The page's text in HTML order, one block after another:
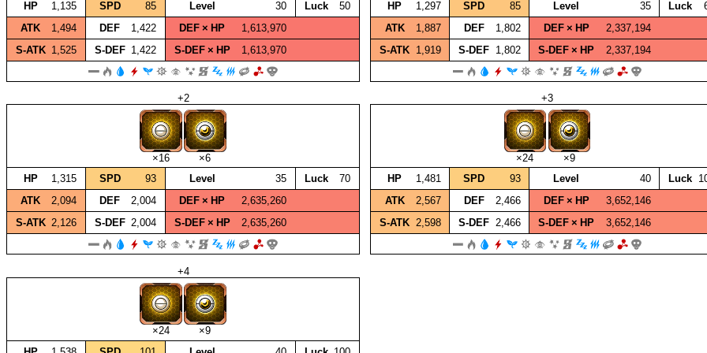
HP
1,135 SPD 85 Level 30 Luck
50
ATK
1,494 DEF 1,422 DEF × HP
1,613,970
S‑ATK 1,525 S‑DEF 1,422 S‑DEF × HP 1,613,970
HP
1,297 SPD 85 Level 35 Luck
ATK
1,887 DEF 1,802 DEF × HP
2,337,194
S‑ATK 1,919 S‑DEF 1,802 S‑DEF × HP 2,337,194
+2
×16
×6
HP
1,315 SPD 93 Level 35 Luck
70
ATK
2,094 DEF 2,004 DEF × HP
2,635,260
S‑ATK 2,126 S‑DEF 2,004 S‑DEF × HP 2,635,260
+3
×24
×9
HP
1,481 SPD 93 Level 40 Luck
ATK
2,567 DEF 2,466 DEF × HP
3,652,146
S‑ATK 2,598 S‑DEF 2,466 S‑DEF × HP 3,652,146
+4
×24
×9